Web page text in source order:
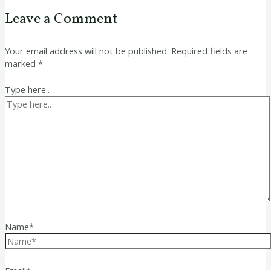
Leave a Comment
Your email address will not be published. Required fields are
marked *
Type here..
Name*